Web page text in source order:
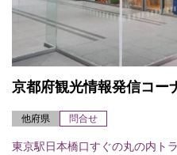
京都府観光情報発信コー
他府県 問合せ
東京駅日本橋口すぐの丸の内ト